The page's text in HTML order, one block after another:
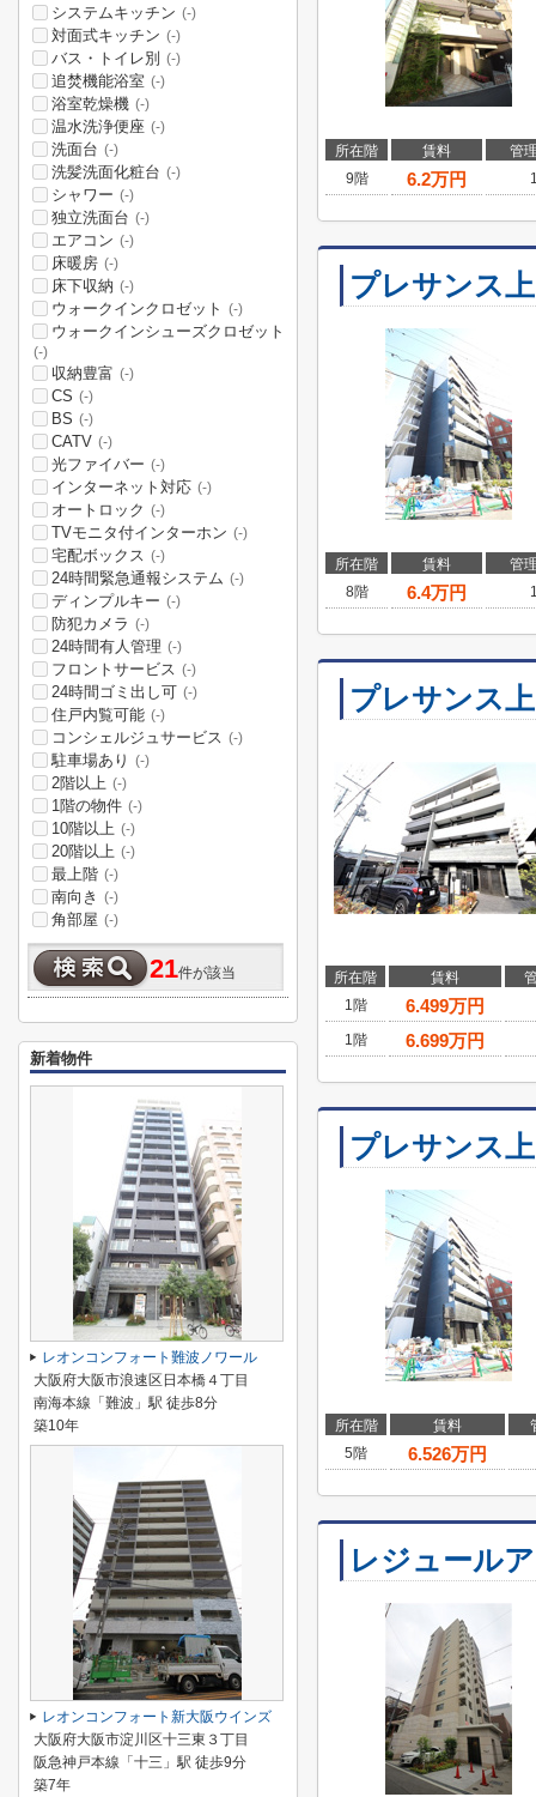
所在階 賃料
管
9階
6.2万円
プレサンス
所在階 賃料
管
8階
6.4万円
プレサンス
所在階 賃料
1階
6.499万円
1階 6.699万円
プレサンス
所在階 賃料
5階
6.526万円
レジュール
システムキッチン (-)
対面式キッチン (-)
バス・トイレ別 (-)
追焚機能浴室 (-)
浴室乾燥機 (-)
温水洗浄便座 (-)
洗面台 (-)
洗髪洗面化粧台 (-)
シャワー (-)
独立洗面台 (-)
エアコン (-)
床暖房 (-)
床下収納 (-)
ウォークインクロゼット (-)
ウォークインシューズクロゼット
(-)
収納豊富 (-)
CS (-)
BS (-)
CATV (-)
光ファイバー (-)
インターネット対応 (-)
オートロック (-)
TVモニタ付インターホン (-)
宅配ボックス (-)
24時間緊急通報システム (-)
ディンプルキー (-)
防犯カメラ (-)
24時間有人管理 (-)
フロントサービス (-)
24時間ゴミ出し可 (-)
住戸内覧可能 (-)
コンシェルジュサービス (-)
駐車場あり (-)
2階以上 (-)
1階の物件 (-)
10階以上 (-)
20階以上 (-)
最上階 (-)
南向き (-)
角部屋 (-)
21件が該当
新着物件
レオンコンフォート難波ノワール
大阪府大阪市浪速区日本橋４丁目
南海本線「難波」駅 徒歩8分
築10年
レオンコンフォート新大阪ウインズ
大阪府大阪市淀川区十三東３丁目
阪急神戸本線「十三」駅 徒歩9分
築7年